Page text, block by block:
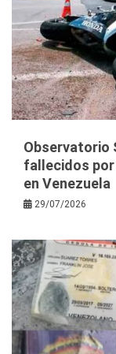
Observatorio
fallecidos
en Venezuela
29/07/2026